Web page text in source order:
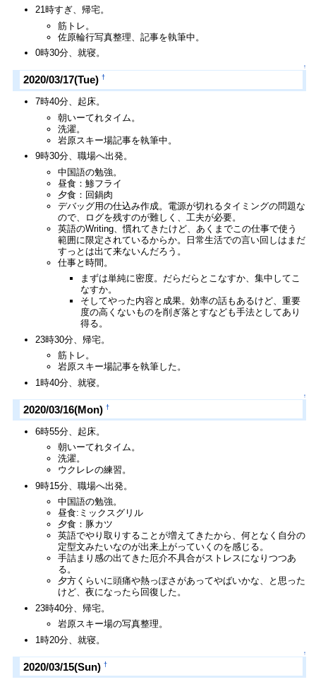
21時すぎ、帰宅。
筋トレ。
佐原輪行写真整理、記事を執筆中。
0時30分、就寝。
↑
2020/03/17(Tue) †
7時40分、起床。
朝いーてれタイム。
洗濯。
岩原スキー場記事を執筆中。
9時30分、職場へ出発。
中国語の勉強。
昼食：鯵フライ
夕食：回鍋肉
デバッグ用の仕込み作成。電源が切れるタイミングの問題な
ので、ログを残すのが難しく、工夫が必要。
英語のWriting、慣れてきたけど、あくまでこの仕事で使う
範囲に限定されているからか。日常生活での言い回しはまだ
すっとは出て来ないんだろう。
仕事と時間。
まずは単純に密度。だらだらとこなすか、集中してこ
なすか。
そしてやった内容と成果。効率の話もあるけど、重要
度の高くないものを削ぎ落とすなども手法としてあり
得る。
23時30分、帰宅。
筋トレ。
岩原スキー場記事を執筆した。
1時40分、就寝。
↑
2020/03/16(Mon) †
6時55分、起床。
朝いーてれタイム。
洗濯。
ウクレレの練習。
9時15分、職場へ出発。
中国語の勉強。
昼食:ミックスグリル
夕食：豚カツ
英語でやり取りすることが増えてきたから、何となく自分の
定型文みたいなのが出来上がっていくのを感じる。
手詰まり感の出てきた厄介不具合がストレスになりつつあ
る。
夕方くらいに頭痛や熱っぽさがあってやばいかな、と思った
けど、夜になったら回復した。
23時40分、帰宅。
岩原スキー場の写真整理。
1時20分、就寝。
↑
2020/03/15(Sun) †